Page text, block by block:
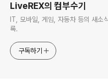
LiveREX의 컴부수기
IT, 모바일, 게임, 자동차 등의 새소
록.
구독하기